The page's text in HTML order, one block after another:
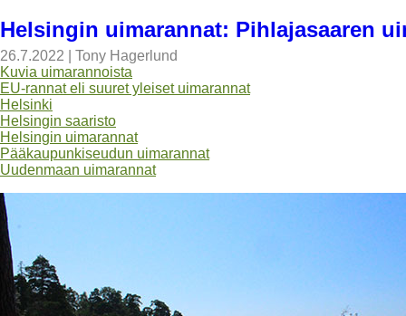
Helsingin uimarannat: Pihlajasaaren
26.7.2022
Tony Hagerlund
Kuvia uimarannoista
EU-rannat eli suuret yleiset uimarannat
Helsinki
Helsingin saaristo
Helsingin uimarannat
Pääkaupunkiseudun uimarannat
Uudenmaan uimarannat